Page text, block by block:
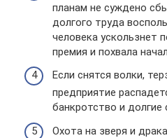
планам не суждено
долгого труда
человека ускользнет
премия и похвала
Если снятся волки,
предприятие
банкротство и
Охота на зверя и